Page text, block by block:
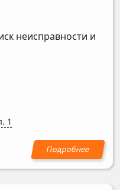
неисправности и
1